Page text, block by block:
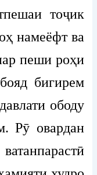
тоҷик
намеёфт ва
пеши роҳи
бигирем
ободу
Рӯ овардан